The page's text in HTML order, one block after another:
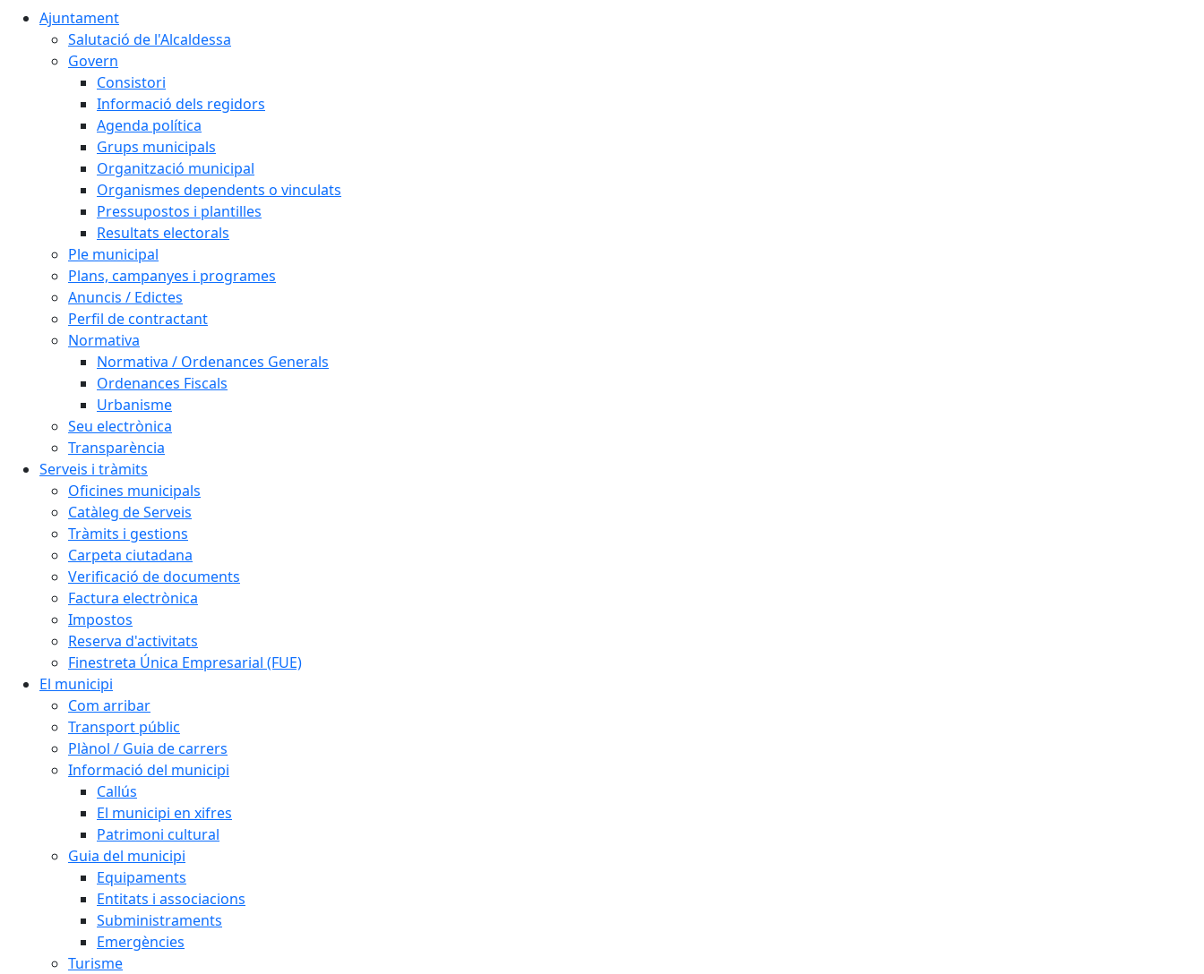
Ajuntament
Salutació de l'Alcaldessa
Govern
Consistori
Informació dels regidors
Agenda política
Grups municipals
Organització municipal
Organismes dependents o vinculats
Pressupostos i plantilles
Resultats electorals
Ple municipal
Plans, campanyes i programes
Anuncis / Edictes
Perfil de contractant
Normativa
Normativa / Ordenances Generals
Ordenances Fiscals
Urbanisme
Seu electrònica
Transparència
Serveis i tràmits
Oficines municipals
Catàleg de Serveis
Tràmits i gestions
Carpeta ciutadana
Verificació de documents
Factura electrònica
Impostos
Reserva d'activitats
Finestreta Única Empresarial (FUE)
El municipi
Com arribar
Transport públic
Plànol / Guia de carrers
Informació del municipi
Callús
El municipi en xifres
Patrimoni cultural
Guia del municipi
Equipaments
Entitats i associacions
Subministraments
Emergències
Turisme